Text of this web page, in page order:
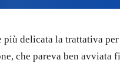
più delicata la trattativa
che pareva ben avviata